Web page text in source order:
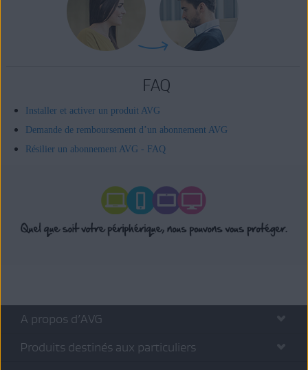
FAQ
Installer et activer un produit AVG
Demande de remboursement d’un abonnement AVG
Résilier un abonnement AVG - FAQ
A propos d’AVG
Produits destinés aux particuliers